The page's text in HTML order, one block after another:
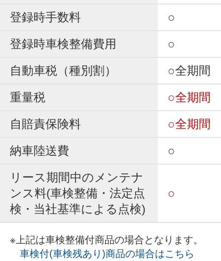
登録時手数料
○
登録時車検整備費用
○
自動車税（種別割）
○全期間
重量税
○全期間
自賠責保険料
○全期間
納車陸送費
○
リース期間中のメンテナ
ンス料(車検整備・法定点
検・当社基準による点検)
○
※上記は車検整備付商品の場合となります。
車検付(車検残あり)商品の場合はこちら